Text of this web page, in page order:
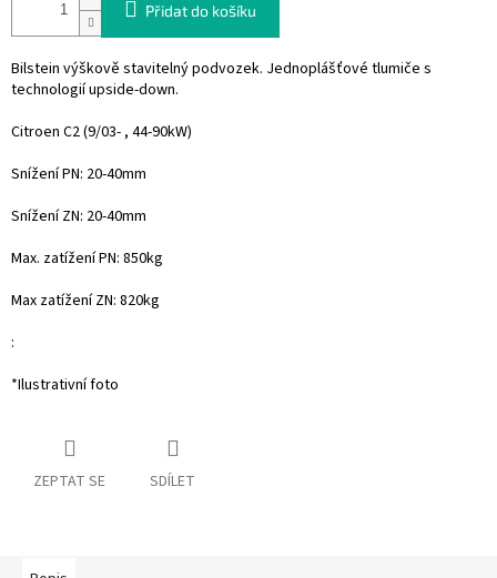
Přidat do košíku
Bilstein výškově stavitelný podvozek. Jednoplášťové tlumiče s
technologií upside-down.
Citroen C2 (9/03- , 44-90kW)
Snížení PN: 20-40mm
Snížení ZN: 20-40mm
Max. zatížení PN: 850kg
Max zatížení ZN: 820kg
:
*Ilustrativní foto
ZEPTAT SE SDÍLET